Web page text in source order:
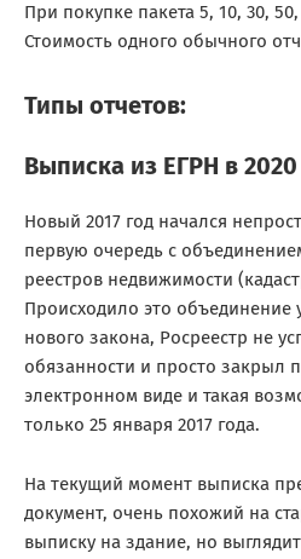
При покупке пакета 5, 10, 30,
Стоимость одного обычного
Типы отчетов:
Выписка из ЕГРН в 2020
Новый 2017 год начался
первую очередь с
реестров недвижимости
Происходило это объединение
нового закона, Росреестр не
обязанности и просто закрыл
электронном виде и такая
только 25 января 2017 года.
На текущий момент выписка
документ, очень похожий на
выписку на здание, но